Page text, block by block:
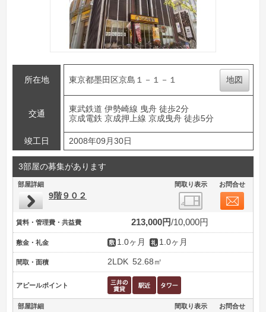
所在地 東京都墨田区京島１－１－１ 地図
交通
東武鉄道 伊勢崎線 曳舟 徒歩2分
京成電鉄 京成押上線 京成曳舟 徒歩5分
竣工日 2008年09月30日
3部屋の募集があります
部屋詳細 間取り表示 お問合せ
9階９０２
賃料・管理費・共益費 213,000円 10,000円
敷金・礼金 1.0ヶ月 1.0ヶ月
間取・面積 2LDK 52.68㎡
アピールポイント
部屋詳細 間取り表示 お問合せ